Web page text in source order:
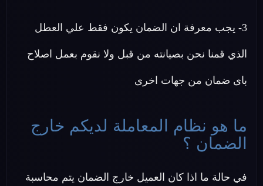
3- يجب معرفة ان الضمان يكون فقط علي العطل
الذي قمنا نحن بصيانته من قبل ولا نقوم بعمل اصلاح
باى ضمان من جهات اخرى
ما هو نظام المعاملة لديكم خارج
الضمان ؟
في حالة ما اذا كان العميل خارج الضمان يتم محاسبة